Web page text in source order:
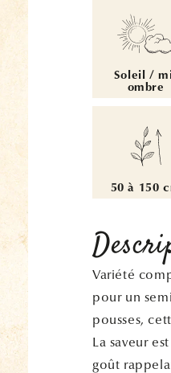
Soleil /
ombre
50 à 150
Variété
pour un
pousses,
La saveur
goût